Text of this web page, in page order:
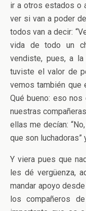
ir a otros estados o
ver si van a poder
todos van a decir:
vida de todo un
vendiste, pues, a
tuviste el valor de
vemos también que
Qué bueno: eso
nuestras
ellas me decían:
que son luchadoras”
Y viera pues que
les dé vergüenza,
mandar apoyo
los compañeros